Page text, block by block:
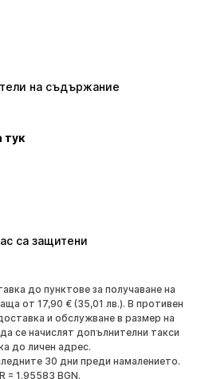
Пуловери и Трикотаж
Поли
Популярно
Боти
Ботуши
на съдържание
тук
са защитени
до пунктове за получаване на
от 17,90 € (35,01 лв.). В противен
и обслужване в размер на
се начислят допълнителни такси
до личен адрес.
30 дни преди намалението.
= 1.95583 BGN.